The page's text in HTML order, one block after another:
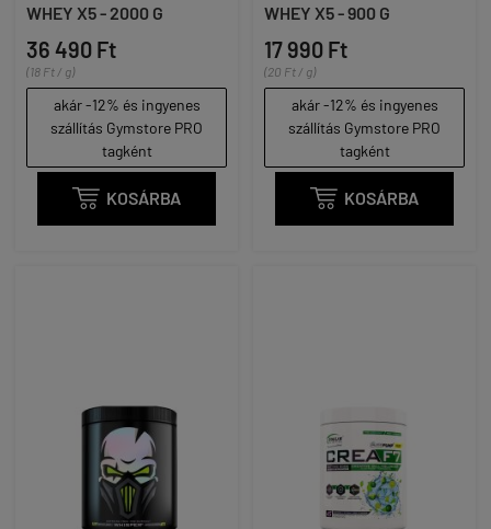
WHEY X5 - 2000 G
36 490 Ft
(18 Ft / g)
akár -12% és ingyenes
szállítás Gymstore PRO
tagként
 KOSÁRBA
WHEY X5 - 900 G
17 990 Ft
(20 Ft / g)
akár -12% és ingyenes
szállítás Gymstore PRO
tagként
 KOSÁRBA